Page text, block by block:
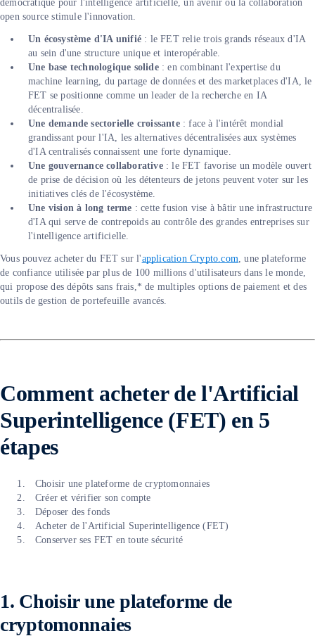
démocratique pour l'intelligence artificielle, un avenir où la collaboration
open source stimule l'innovation.
Un écosystème d'IA unifié : le FET relie trois grands réseaux d'IA
au sein d'une structure unique et interopérable.
Une base technologique solide : en combinant l'expertise du
machine learning, du partage de données et des marketplaces d'IA, le
FET se positionne comme un leader de la recherche en IA
décentralisée.
Une demande sectorielle croissante : face à l'intérêt mondial
grandissant pour l'IA, les alternatives décentralisées aux systèmes
d'IA centralisés connaissent une forte dynamique.
Une gouvernance collaborative: le FET favorise un modèle ouvert
de prise de décision où les détenteurs de jetons peuvent voter sur les
initiatives clés de l'écosystème.
Une vision à long terme : cette fusion vise à bâtir une infrastructure
d'IA qui serve de contrepoids au contrôle des grandes entreprises sur
l'intelligence artificielle.
Vous pouvez acheter du FET sur l'application Crypto.com , une plateforme
de confiance utilisée par plus de 100 millions d'utilisateurs dans le monde,
qui propose des dépôts sans frais,* de multiples options de paiement et des
outils de gestion de portefeuille avancés.
Comment acheter de l'Artificial
Superintelligence (FET) en 5
étapes
Choisir une plateforme de cryptomonnaies
Créer et vérifier son compte
Déposer des fonds
Acheter de l'Artificial Superintelligence (FET)
Conserver ses FET en toute sécurité
1. Choisir une plateforme de
cryptomonnaies